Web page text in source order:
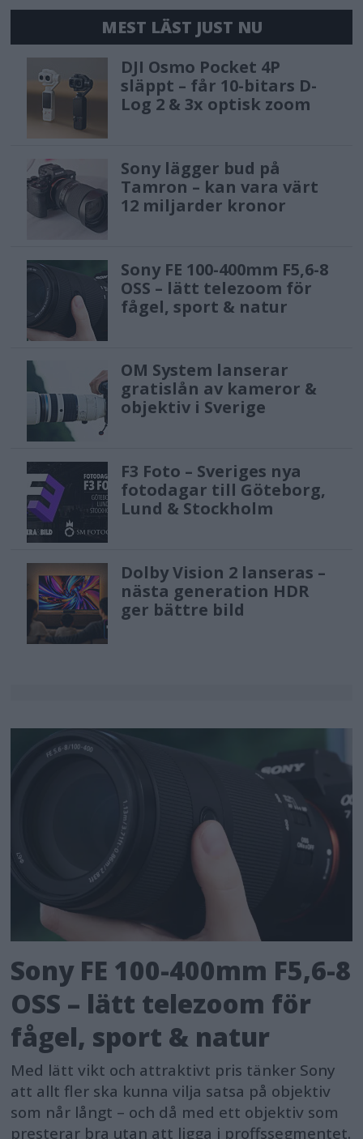
MEST LÄST JUST NU
DJI Osmo Pocket 4P
släppt – får 10-bitars D-
Log 2 & 3x optisk zoom
Sony lägger bud på
Tamron – kan vara värt
12 miljarder kronor
Sony FE 100-400mm F5,6-8
OSS – lätt telezoom för
fågel, sport & natur
OM System lanserar
gratislån av kameror &
objektiv i Sverige
F3 Foto – Sveriges nya
fotodagar till Göteborg,
Lund & Stockholm
Dolby Vision 2 lanseras –
nästa generation HDR
ger bättre bild
Sony FE 100-400mm F5,6-8
OSS – lätt telezoom för
fågel, sport & natur
Med lätt vikt och attraktivt pris tänker Sony
att allt fler ska kunna vilja satsa på objektiv
som når långt – och då med ett objektiv som
presterar bra utan att ligga i proffssegmentet.